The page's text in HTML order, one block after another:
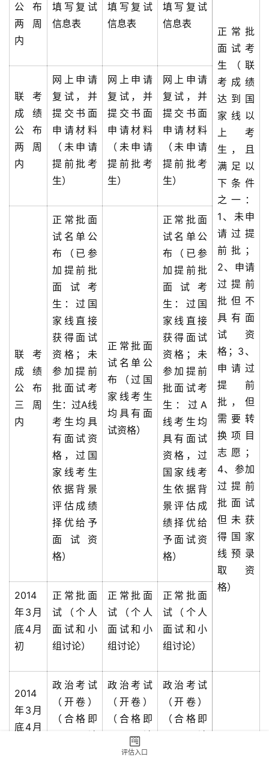
公布
两周
内
填写复试
信息表
填写复试
信息表
填写复试
信息表
正常批
面试考
生（联
考成绩
达到国
家线以
上考
生，且
满足以
下条件
之一：
1、未申
请过提
前批；
2、申请
过提前
批但不
具有面
试资
格；3、
申请过
提前
批，但
需要转
换项目
志愿；
4、参加
过提前
批面试
但未获
得国家
线预录
取资
格）
联考
成绩
公布
两周
内
网上申请
复试，并
提交书面
申请材料
（未申请
提前批考
生）
网上申请
复试，并
提交书面
申请材料
（未申请
提前批考
生）
网上申请
复试，并
提交书面
申请材料
（未申请
提前批考
生）
联考
成绩
公布
三周
内
正常批面
试名单公
布（已参
加提前批
面试考
生：过国
家线直接
获得面试
资格；未
参加提前
批面试考
生：过A线
考生均具
有面试资
格，过国
家线考生
依据背景
评估成绩
择优给予
面试资
格）
正常批面
试名单公
布（过国
家线考生
均具有面
试资格）
正常批面
试名单公
布（已参
加提前批
面试考
生：过国
家线直接
获得面试
资格；未
参加提前
批面试考
生：过A
线考生均
具有面试
资格，过
国家线考
生依据背
景评估成
绩择优给
予面试资
格）
2014
年3月
底4月
初
正常批面
试（个人
面试和小
组讨论）
正常批面
试（个人
面试和小
组讨论）
正常批面
试（个人
面试和小
组讨论）
2014
年3月
底4月
政治考试
（开卷）
（合格即
政治考试
（开卷）
（合格即
可，不计
入总分）
政治考试
（开卷）
（合格即
评估入口